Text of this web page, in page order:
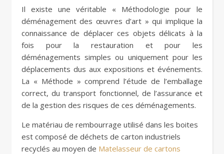
Il existe une véritable « Méthodologie pour le
déménagement des œuvres d’art » qui implique la
connaissance de déplacer ces objets délicats à la
fois pour la restauration et pour les
déménagements simples ou uniquement pour les
déplacements dus aux expositions et événements.
La « Méthode » comprend l’étude de l’emballage
correct, du transport fonctionnel, de l’assurance et
de la gestion des risques de ces déménagements.
Le matériau de rembourrage utilisé dans les boites
est composé de déchets de carton industriels
recyclés au moyen de Matelasseur de cartons